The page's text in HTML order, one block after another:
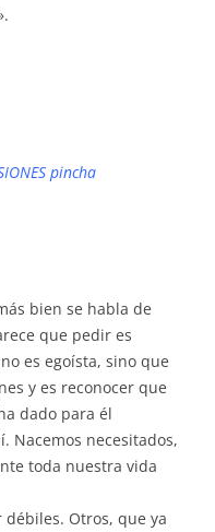
pincha
bien se habla de
que pedir es
es egoísta, sino que
y es reconocer que
dado para él
Nacemos necesitados,
toda nuestra vida
Otros, que ya